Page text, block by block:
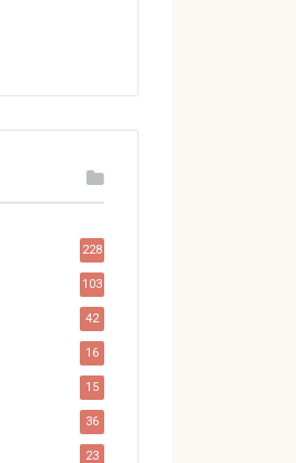
228
103
42
16
15
36
23